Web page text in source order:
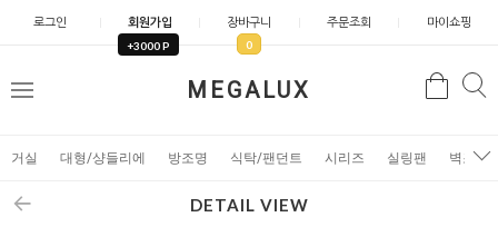
로그인 회원가입
+3000 P
장바구니
0
주문조회 마이쇼핑
MEGALUX
메
검
거실 대형/샹들리에 방조명 식탁/팬던트 시리즈 실링팬 벽조명
DETAIL VIEW